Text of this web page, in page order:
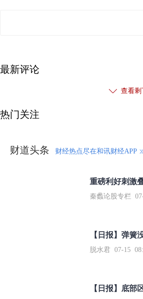
最新评论
查看剩
热门关注
财道头条 财经热点尽在和讯财经APP
秦蠡论股专栏
【日报】弹簧
脱水君 07-15
【日报】底部